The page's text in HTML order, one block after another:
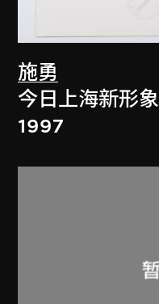
施勇
今日上海新形象
1997